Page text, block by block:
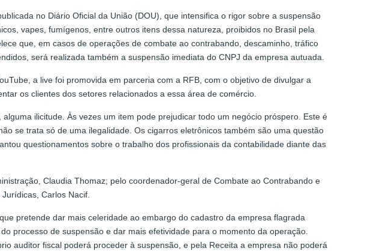
no Diário Oficial da União (DOU), que intensifica o rigor sobre a suspensão
vapes, fumígenos, entre outros itens dessa natureza, proibidos no Brasil pela
que, em casos de operações de combate ao contrabando, descaminho, tráfico
será realizada também a suspensão imediata do CNPJ da empresa autuada.
a live foi promovida em parceria com a RFB, com o objetivo de divulgar a
os clientes dos setores relacionados a essa área de comércio.
ilicitude. Às vezes um item pode prejudicar todo um negócio próspero. Este é
se trata só de uma ilegalidade. Os cigarros eletrônicos também são uma questão
questionamentos sobre o trabalho dos profissionais da contabilidade diante das
Claudia Thomaz; pelo coordenador-geral de Combate ao Contrabando e
Carlos Nacif.
pretende dar mais celeridade ao embargo do cadastro da empresa flagrada
processo de suspensão e dar mais efetividade para o momento da operação.
auditor fiscal poderá proceder à suspensão, e pela Receita a empresa não poderá